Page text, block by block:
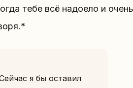
тебе всё надоело и
я бы оставил